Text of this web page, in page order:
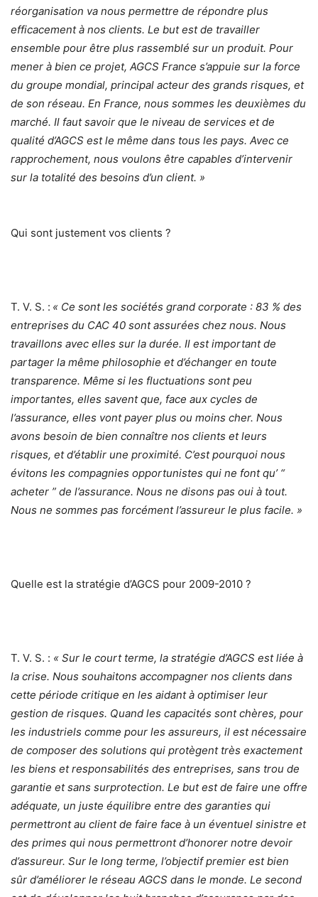
réorganisation va nous permettre de répondre plus
efficacement à nos clients. Le but est de travailler
ensemble pour être plus rassemblé sur un produit. Pour
mener à bien ce projet, AGCS France s’appuie sur la force
du groupe mondial, principal acteur des grands risques, et
de son réseau. En France, nous sommes les deuxièmes du
marché. Il faut savoir que le niveau de services et de
qualité d’AGCS est le même dans tous les pays. Avec ce
rapprochement, nous voulons être capables d’intervenir
sur la totalité des besoins d’un client. »
Qui sont justement vos clients ?
T. V. S. : « Ce sont les sociétés grand corporate : 83 % des
entreprises du CAC 40 sont assurées chez nous. Nous
travaillons avec elles sur la durée. Il est important de
partager la même philosophie et d’échanger en toute
transparence. Même si les fluctuations sont peu
importantes, elles savent que, face aux cycles de
l’assurance, elles vont payer plus ou moins cher. Nous
avons besoin de bien connaître nos clients et leurs
risques, et d’établir une proximité. C’est pourquoi nous
évitons les compagnies opportunistes qui ne font qu’ “
acheter ” de l’assurance. Nous ne disons pas oui à tout.
Nous ne sommes pas forcément l’assureur le plus facile. »
Quelle est la stratégie d’AGCS pour 2009-2010 ?
T. V. S. : « Sur le court terme, la stratégie d’AGCS est liée à
la crise. Nous souhaitons accompagner nos clients dans
cette période critique en les aidant à optimiser leur
gestion de risques. Quand les capacités sont chères, pour
les industriels comme pour les assureurs, il est nécessaire
de composer des solutions qui protègent très exactement
les biens et responsabilités des entreprises, sans trou de
garantie et sans surprotection. Le but est de faire une offre
adéquate, un juste équilibre entre des garanties qui
permettront au client de faire face à un éventuel sinistre et
des primes qui nous permettront d’honorer notre devoir
d’assureur. Sur le long terme, l’objectif premier est bien
sûr d’améliorer le réseau AGCS dans le monde. Le second